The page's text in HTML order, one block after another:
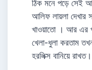
ঠিক মনে পড়ে সেই
আলিফ লায়লা
খাওয়াতো । আর এর
খেলা-ধুলা করতাম
হরলিক্স বানিয়ে রাখত।